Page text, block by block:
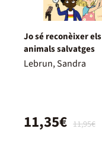
Jo sé reconèixer els
animals salvatges
Lebrun, Sandra
11,95€
11,35€